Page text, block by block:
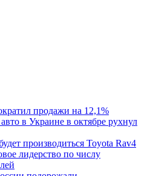
продажи на 12,1%
в Украине в октябре рухнул
производиться Toyota Rav4
лидерство по числу